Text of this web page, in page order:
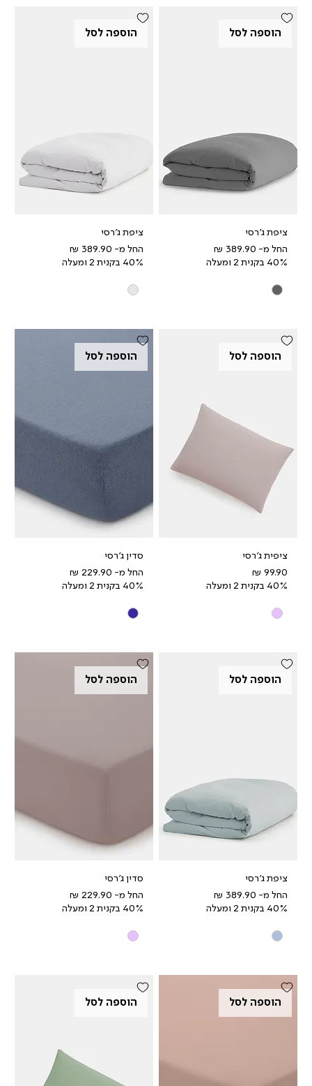
הוספה לסל
ציפת ג'רסי
החל מ-
מחיר מבצע
40% בקנית 2 ומעלה
הוספה לסל
ציפת ג'רסי
החל מ-
מחיר מבצע
40% בקנית 2 ומעלה
הוספה לסל
ציפית ג'רסי
מחיר
40% בקנית 2 ומעלה
הוספה לסל
סדין ג'רסי
החל מ-
מחיר מבצע
40% בקנית 2 ומעלה
הוספה לסל
ציפת ג'רסי
החל מ-
מחיר מבצע
40% בקנית 2 ומעלה
הוספה לסל
סדין ג'רסי
החל מ-
מחיר מבצע
40% בקנית 2 ומעלה
הוספה לסל הוספה לסל